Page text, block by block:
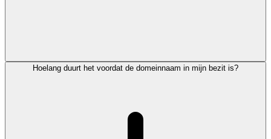
Hoelang duurt het voordat de domeinnaam in mijn bezit is?